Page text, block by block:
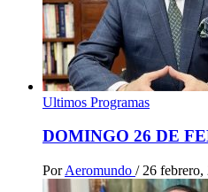
Ultimos Programas
DOMINGO 26 DE
Por Aeromundo / 26 febrero,